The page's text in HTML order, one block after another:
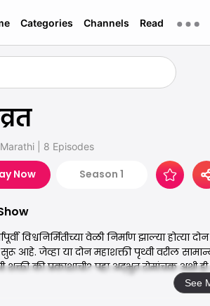
Categories Channels Read
Marathi 8 Episodes
Now Season 1
विश्वनिर्मितीच्या वेळी निर्माण झाल्या
आहे. जेव्हा या दोन महाशक्ती पृथ्वी वरील
शक्ती की प्रकाशाची? पहा अद्भुत रोमांचक अशी
See